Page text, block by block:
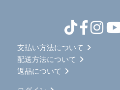
支払い方法について
配送方法について
返品について